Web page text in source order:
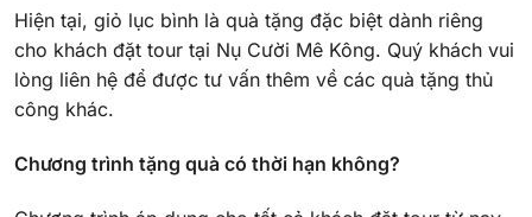
Hiện tại, giỏ lục bình là quà tặng đặc biệt dành riêng
cho khách đặt tour tại Nụ Cười Mê Kông. Quý khách vui
lòng liên hệ để được tư vấn thêm về các quà tặng thủ
công khác.
Chương trình tặng quà có thời hạn không?